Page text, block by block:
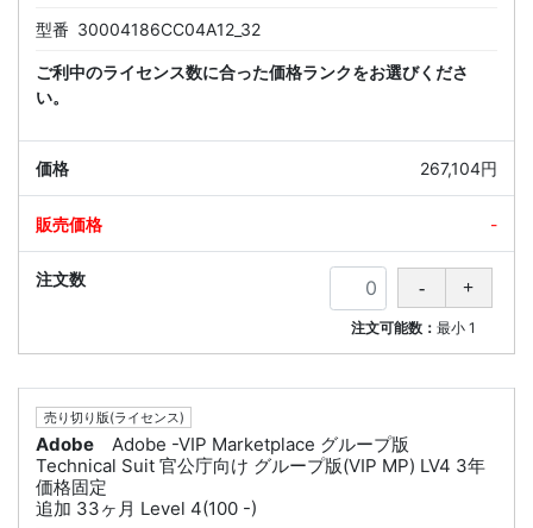
型番 30004186CC04A12_32
ご利中のライセンス数に合った価格ランクをお選びくださ
い。
267,104円
-
注文可能数：最小 1
売り切り版(ライセンス)
Adobe
Adobe -VIP Marketplace グループ版
Technical Suit 官公庁向け グループ版(VIP MP) LV4 3年
価格固定
追加 33ヶ月 Level 4(100 -)